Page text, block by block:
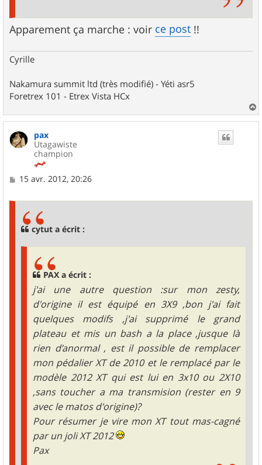
Apparement ça marche : voir ce post !!
Cyrille
Nakamura summit ltd (très modifié) - Yéti asr5
Foretrex 101 - Etrex Vista HCx
a
pax
Utagawiste
champion
M15 avr. 2012, 20:26
cytut a écrit :
PAX a écrit :
j'ai une autre question :sur mon zesty,
d'origine il est équipé en 3X9 ,bon j'ai fait
quelques modifs ,j'ai supprimé le grand
plateau et mis un bash a la place ,jusque là
rien d’anormal , est il possible de remplacer
mon pédalier XT de 2010 et le remplacé par le
modèle 2012 XT qui est lui en 3x10 ou 2X10
,sans toucher a ma transmision (rester en 9
avec le matos d'origine)?
Pour résumer je vire mon XT tout mas-cagné
par un joli XT 2012
Pax